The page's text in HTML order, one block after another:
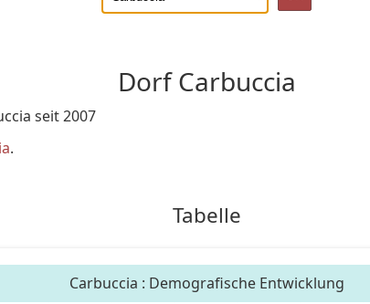
Dorf Carbuccia
seit 2007
.
Tabelle
Carbuccia : Demografische Entwicklung